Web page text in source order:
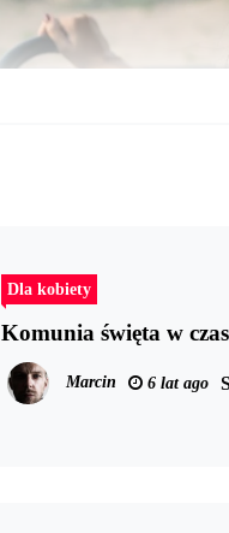
Dla kobiety
Komunia święta w
Marcin 6 lat ago